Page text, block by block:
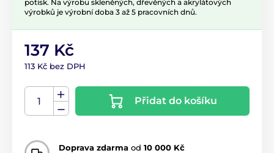
potisk. Na výrobu skleněných, dřevěných a akrylátových
výrobků je výrobní doba 3 až 5 pracovních dnů.
137 Kč
113 Kč bez DPH
Přidat do košíku
Doprava zdarma od 10 000 Kč